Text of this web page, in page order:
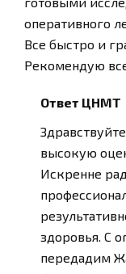
оперативного
Все быстро и
Рекомендую
Ответ ЦНМТ
высокую
Искренне
здоровья. С
передадим